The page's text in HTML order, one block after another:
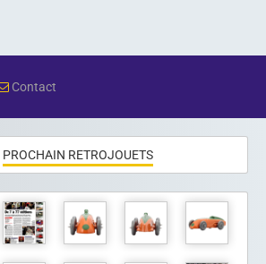
Contact
PROCHAIN RETROJOUETS